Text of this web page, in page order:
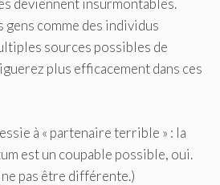
deviennent insurmontables.
comme des individus
sources possibles de
plus efficacement dans ces
à « partenaire terrible » : la
est un coupable possible, oui.
pas être différente.)